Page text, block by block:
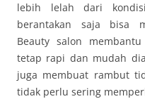
lebih lelah dari
berantakan saja bisa
Beauty salon
tetap rapi dan mudah
juga membuat rambut
tidak perlu sering